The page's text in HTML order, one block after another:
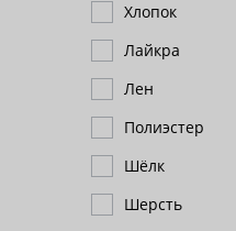
Хлопок
Лайкра
Лен
Полиэстер
Шёлк
Шерсть